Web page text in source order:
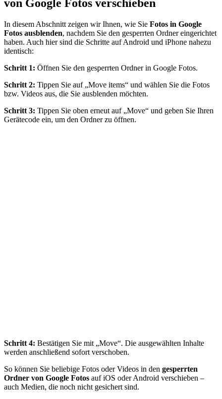
von Google Fotos verschieben
In diesem Abschnitt zeigen wir Ihnen, wie Sie Fotos in Google
Fotos ausblenden, nachdem Sie den gesperrten Ordner eingerichtet
haben. Auch hier sind die Schritte auf Android und iPhone nahezu
identisch:
Schritt 1: Öffnen Sie den gesperrten Ordner in Google Fotos.
Schritt 2: Tippen Sie auf „Move items“ und wählen Sie die Fotos
bzw. Videos aus, die Sie ausblenden möchten.
Schritt 3: Tippen Sie oben erneut auf „Move“ und geben Sie Ihren
Gerätecode ein, um den Ordner zu öffnen.
Schritt 4: Bestätigen Sie mit „Move“. Die ausgewählten Inhalte
werden anschließend sofort verschoben.
So können Sie beliebige Fotos oder Videos in den gesperrten
Ordner von Google Fotos auf iOS oder Android verschieben –
auch Medien, die noch nicht gesichert sind.